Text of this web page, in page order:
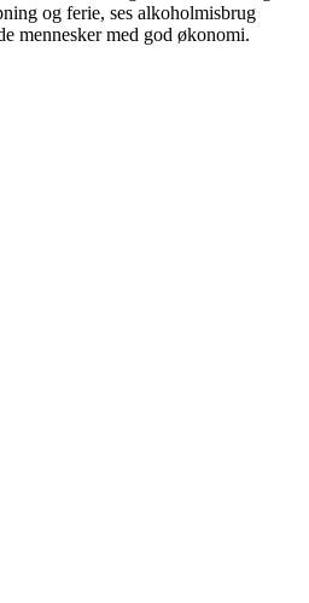
og ferie, ses alkoholmisbrug
mennesker med god økonomi.